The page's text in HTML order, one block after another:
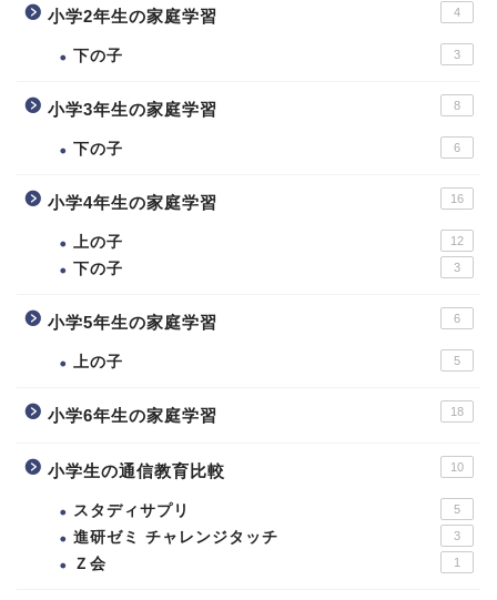
小学2年生の家庭学習 4
下の子 3
小学3年生の家庭学習 8
下の子 6
小学4年生の家庭学習 16
上の子 12
下の子 3
小学5年生の家庭学習 6
上の子 5
小学6年生の家庭学習 18
小学生の通信教育比較 10
スタディサプリ 5
進研ゼミ チャレンジタッチ 3
Ｚ会 1